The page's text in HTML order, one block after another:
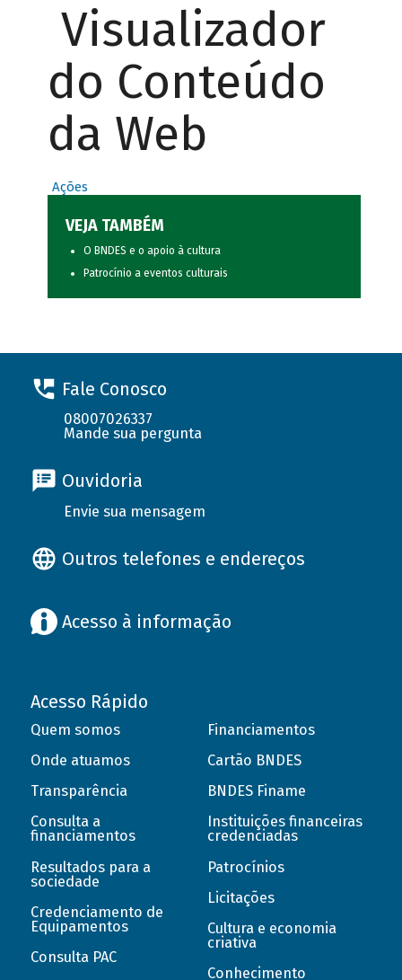
Visualizador
do Conteúdo
da Web
Ações
VEJA TAMBÉM
O BNDES e o apoio à cultura
Patrocínio a eventos culturais
Fale Conosco
08007026337
Mande sua pergunta
Ouvidoria
Envie sua mensagem
Outros telefones e endereços
Acesso à informação
Acesso Rápido
Quem somos
Onde atuamos
Transparência
Consulta a
financiamentos
Resultados para a
sociedade
Credenciamento de
Equipamentos
Consulta PAC
Financiamentos
Cartão BNDES
BNDES Finame
Instituições financeiras
credenciadas
Patrocínios
Licitações
Cultura e economia
criativa
Conhecimento